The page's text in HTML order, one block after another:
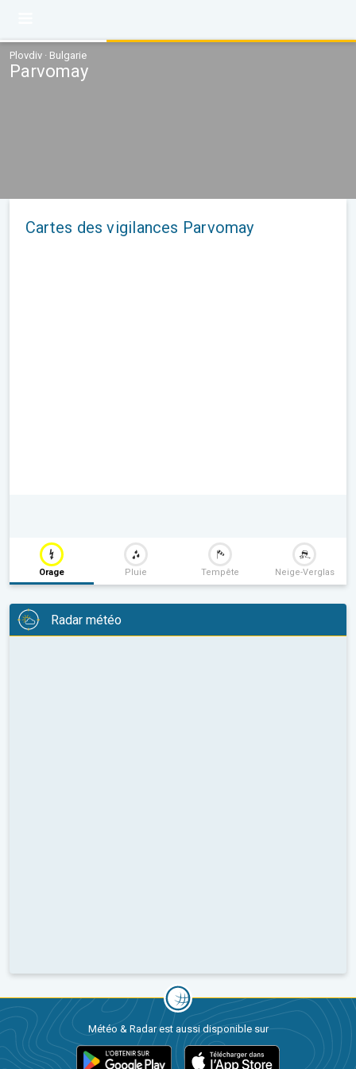
Plovdiv · Bulgarie
Parvomay
Cartes des vigilances Parvomay
Orage Pluie Tempête Neige-Verglas
Radar météo
Météo & Radar est aussi disponible sur